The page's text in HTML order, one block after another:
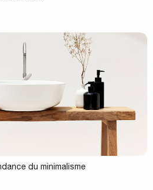
du minimalisme